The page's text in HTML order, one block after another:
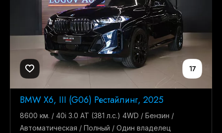
17
BMW X6, III (G06) Рестайлинг, 2025
8600 км. / 40i 3.0 AT (381 л.с.) 4WD / Бензин /
Автоматическая / Полный / Один владелец